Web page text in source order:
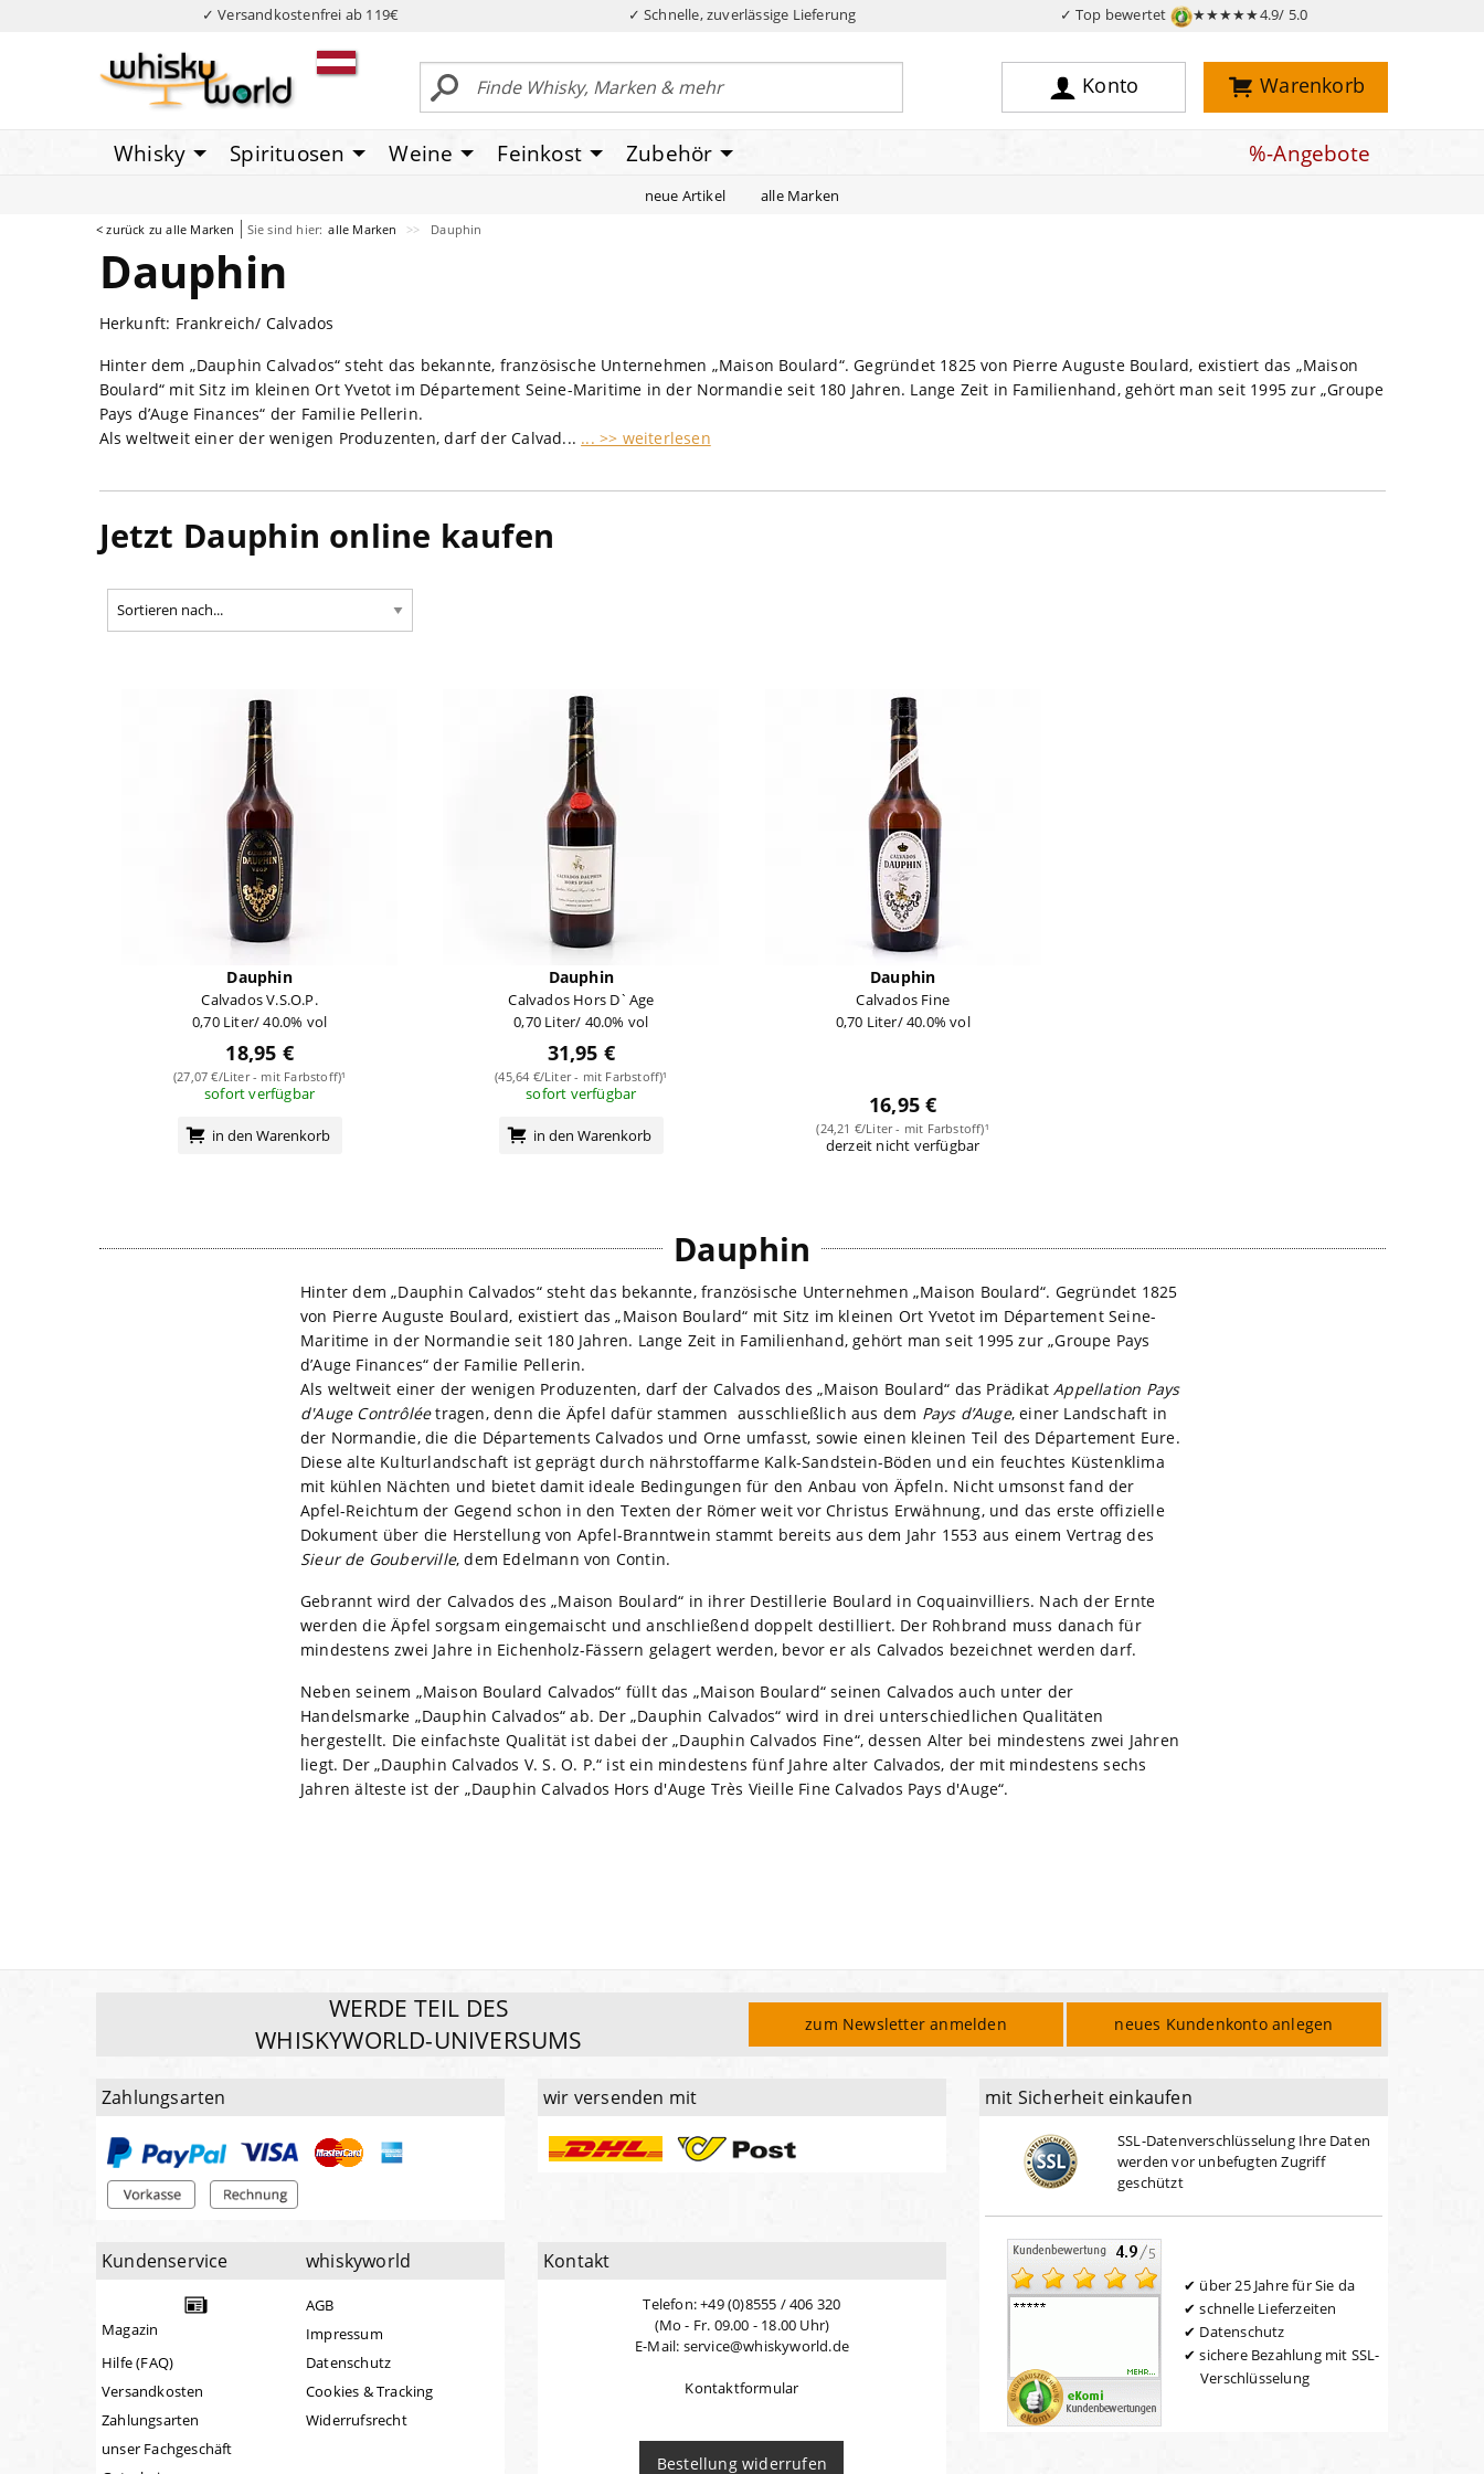
✓ Versandkostenfrei ab 119€ ✓ Schnelle, zuverlässige Lieferung ✓ Top bewertet ★★★★★4.9/ 5.0
Konto Warenkorb
Whisky Spirituosen Weine Feinkost Zubehör %-Angebote
neue Artikel alle Marken
< zurück zu alle Marken Sie sind hier: alle Marken Dauphin
Dauphin
Herkunft: Frankreich/ Calvados
Hinter dem „Dauphin Calvados“ steht das bekannte, französische Unternehmen „Maison Boulard“. Gegründet 1825 von Pierre Auguste Boulard, existiert das „Maison
Boulard“ mit Sitz im kleinen Ort Yvetot im Département Seine-Maritime in der Normandie seit 180 Jahren. Lange Zeit in Familienhand, gehört man seit 1995 zur „Groupe
Pays d’Auge Finances“ der Familie Pellerin.
Als weltweit einer der wenigen Produzenten, darf der Calvad... ... >> weiterlesen
Jetzt Dauphin online kaufen
Dauphin
Calvados V.S.O.P.
0,70 Liter/ 40.0% vol
18,95 €
(27,07 €/Liter - mit Farbstoff)¹
sofort verfügbar
in den Warenkorb
Dauphin
Calvados Hors D`Age
0,70 Liter/ 40.0% vol
31,95 €
(45,64 €/Liter - mit Farbstoff)¹
sofort verfügbar
in den Warenkorb
Dauphin
Calvados Fine
0,70 Liter/ 40.0% vol
16,95 €
(24,21 €/Liter - mit Farbstoff)¹
derzeit nicht verfügbar
Dauphin
Hinter dem „Dauphin Calvados“ steht das bekannte, französische Unternehmen „Maison Boulard“. Gegründet 1825
von Pierre Auguste Boulard, existiert das „Maison Boulard“ mit Sitz im kleinen Ort Yvetot im Département Seine-
Maritime in der Normandie seit 180 Jahren. Lange Zeit in Familienhand, gehört man seit 1995 zur „Groupe Pays
d’Auge Finances“ der Familie Pellerin.
Als weltweit einer der wenigen Produzenten, darf der Calvados des „Maison Boulard“ das PrädikatAppellation Pays
d'Auge Contrôléetragen, denn die Äpfel dafür stammen ausschließlich aus dem Pays d’Auge, einer Landschaft in
der Normandie, die die Départements Calvados und Orne umfasst, sowie einen kleinen Teil des Département Eure.
Diese alte Kulturlandschaft ist geprägt durch nährstoffarme Kalk-Sandstein-Böden und ein feuchtes Küstenklima
mit kühlen Nächten und bietet damit ideale Bedingungen für den Anbau von Äpfeln. Nicht umsonst fand der
Apfel-Reichtum der Gegend schon in den Texten der Römer weit vor Christus Erwähnung, und das erste offizielle
Dokument über die Herstellung von Apfel-Branntwein stammt bereits aus dem Jahr 1553 aus einem Vertrag des
Sieur de Gouberville, dem Edelmann von Contin.
Gebrannt wird der Calvados des „Maison Boulard“ in ihrer Destillerie Boulard in Coquainvilliers. Nach der Ernte
werden die Äpfel sorgsam eingemaischt und anschließend doppelt destilliert. Der Rohbrand muss danach für
mindestens zwei Jahre in Eichenholz-Fässern gelagert werden, bevor er als Calvados bezeichnet werden darf.
Neben seinem „Maison Boulard Calvados“ füllt das „Maison Boulard“ seinen Calvados auch unter der
Handelsmarke „Dauphin Calvados“ ab. Der „Dauphin Calvados“ wird in drei unterschiedlichen Qualitäten
hergestellt. Die einfachste Qualität ist dabei der „Dauphin Calvados Fine“, dessen Alter bei mindestens zwei Jahren
liegt. Der „Dauphin Calvados V. S. O. P.“ ist ein mindestens fünf Jahre alter Calvados, der mit mindestens sechs
Jahren älteste ist der „Dauphin Calvados Hors d'Auge Très Vieille Fine Calvados Pays d'Auge“.
WERDE TEIL DES
WHISKYWORLD-UNIVERSUMS
zum Newsletter anmelden neues Kundenkonto anlegen
Zahlungsarten wir versenden mit
Kundenservice
Magazin
Hilfe (FAQ)
Versandkosten
Zahlungsarten
unser Fachgeschäft
whiskyworld
AGB
Impressum
Datenschutz
Cookies & Tracking
Widerrufsrecht
Kontakt
Telefon: +49 (0)8555 / 406 320
(Mo - Fr. 09.00 - 18.00 Uhr)
E-Mail: service@whiskyworld.de
Kontaktformular
Bestellung widerrufen
mit Sicherheit einkaufen
SSL-Datenverschlüsselung Ihre Daten
werden vor unbefugten Zugriff
geschützt
über 25 Jahre für Sie da
schnelle Lieferzeiten
Datenschutz
sichere Bezahlung mit SSL-
Verschlüsselung